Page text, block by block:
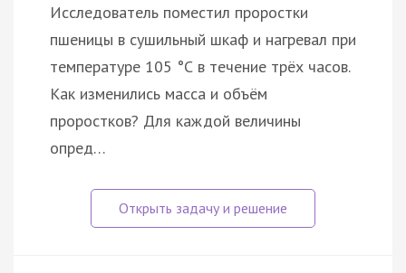
Исследователь поместил проростки
пшеницы в сушильный шкаф и нагревал при
температуре 105 °С в течение трёх часов.
Как изменились масса и объём
проростков? Для каждой величины
опред…